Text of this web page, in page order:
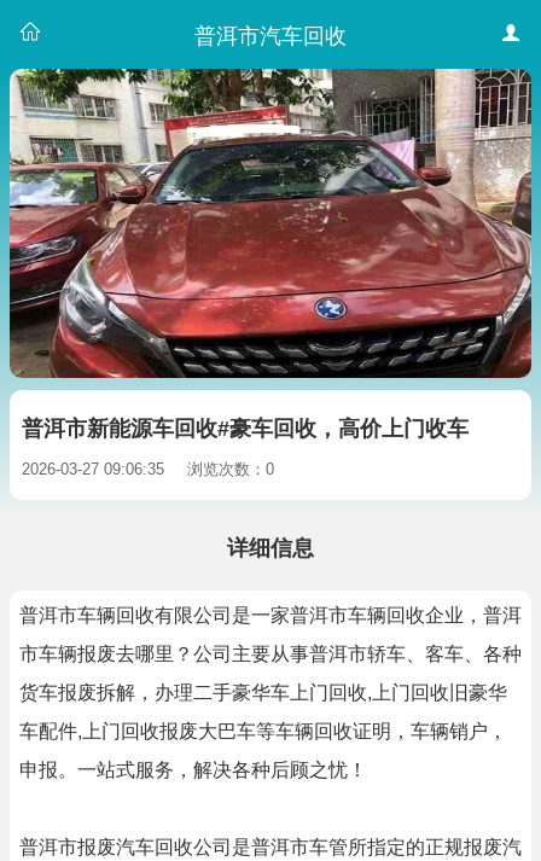
普洱市汽车回收
普洱市新能源车回收#豪车回收，高价上门收车
2026-03-27 09:06:35 浏览次数：0
详细信息
普洱市车辆回收有限公司是一家普洱市车辆回收企业，普洱
市车辆报废去哪里？公司主要从事普洱市轿车、客车、各种
货车报废拆解，办理二手豪华车上门回收,上门回收旧豪华
车配件,上门回收报废大巴车等车辆回收证明，车辆销户，
申报。一站式服务，解决各种后顾之忧！
普洱市报废汽车回收公司是普洱市车管所指定的正规报废汽